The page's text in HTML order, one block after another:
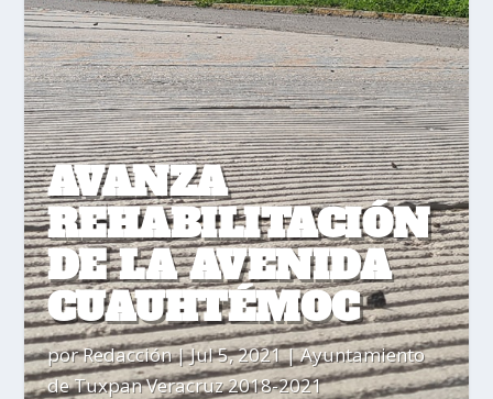
AVANZA
REHABILITACIÓN
DE LA AVENIDA
CUAUHTÉMOC
porRedacción|Jul 5, 2021|Ayuntamiento
de Tuxpan Veracruz 2018-2021